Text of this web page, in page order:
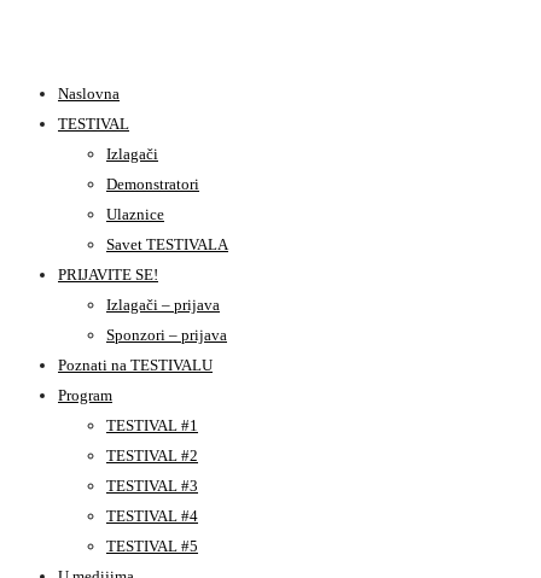
Naslovna
TESTIVAL
Izlagači
Demonstratori
Ulaznice
Savet TESTIVALA
PRIJAVITE SE!
Izlagači – prijava
Sponzori – prijava
Poznati na TESTIVALU
Program
TESTIVAL #1
TESTIVAL #2
TESTIVAL #3
TESTIVAL #4
TESTIVAL #5